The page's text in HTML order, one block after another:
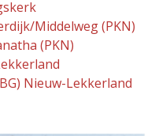
Middelweg (PKN)
(PKN)
Nieuw-Lekkerland